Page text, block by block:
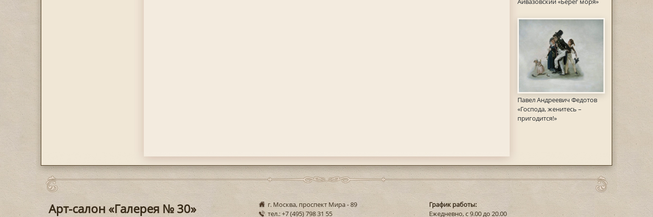
Павел Андреевич Федотов
«Господа, женитесь –
пригодится!»
Арт-салон «Галерея № 30»
г. Москва, проспект Мира - 89
тел.: +7 (495) 798 31 55
График работы:
Ежедневно, с 9.00 до 20.00